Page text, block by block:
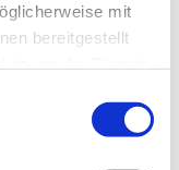
mit
bereitgestellt
und